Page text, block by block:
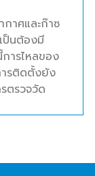
าศและก๊าซ
ป็นต้องมี
ารไหลของ
ารติดตั้งยัง
ตรวจวัด